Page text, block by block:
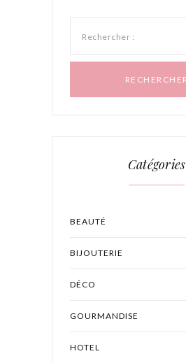
Rechercher :
Catégories
BEAUTÉ
BIJOUTERIE
DÉCO
GOURMANDISE
HOTEL